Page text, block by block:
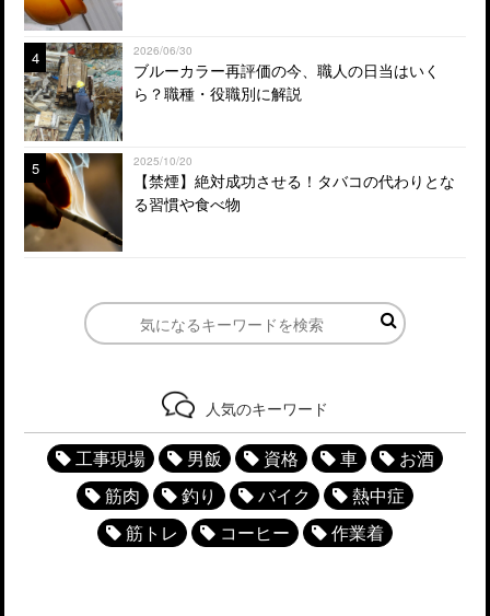
4 2026/06/30
ブルーカラー再評価の今、職人の日当はいく
ら？職種・役職別に解説
5 2025/10/20
【禁煙】絶対成功させる！タバコの代わりとな
る習慣や食べ物
人気のキーワード
工事現場 男飯 資格 車
お酒
筋肉
釣り バイク
熱中症
筋トレ
コーヒー 作業着